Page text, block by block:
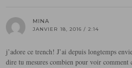
MINA
JANVIER 18, 2016 / 2:14
j’adore ce trench! J’ai depuis longtemps
dire tu mesures combien pour voir comment